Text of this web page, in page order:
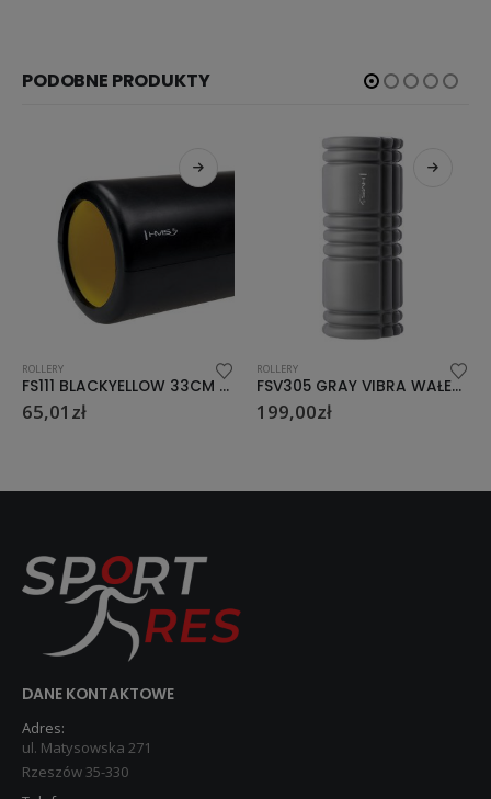
PODOBNE PRODUKTY
ROLLERY
FS111 BLACKYELLOW 33CM WAŁEK FITNESS/ROLLER HMS
65,01 zł
ROLLERY
FSV305 GRAY VIBRA WAŁEK/ROLLER FITNESS HMS
199,00zł
DANE KONTAKTOWE
Adres:
ul. Matysowska 271
Rzeszów 35-330